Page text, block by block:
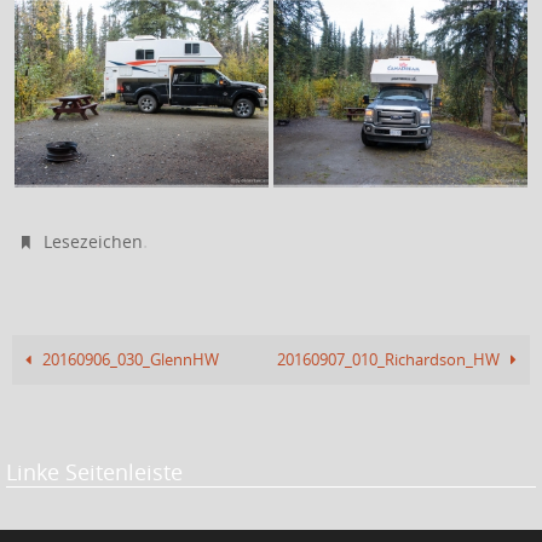
Lesezeichen.
20160906_030_GlennHW 20160907_010_Richardson_HW
Linke Seitenleiste